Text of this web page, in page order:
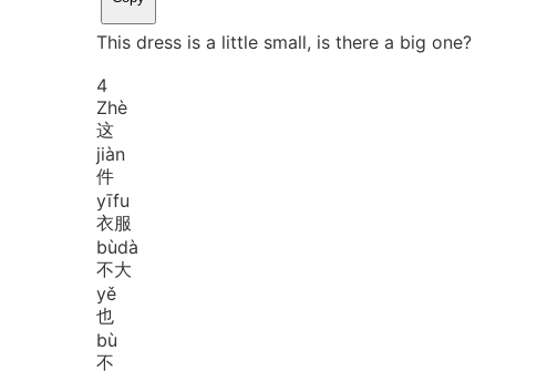
This dress is a little small, is there a big one?
4
Zhè
这
jiàn
件
yīfu
衣服
bùdà
不大
yě
也
bù
不